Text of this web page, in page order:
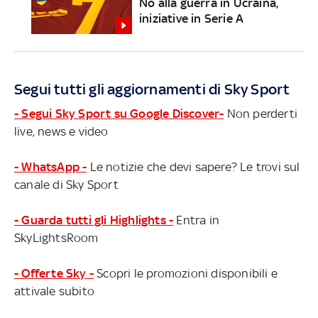
No alla guerra in Ucraina,
iniziative in Serie A
Segui tutti gli aggiornamenti di Sky Sport
- Segui Sky Sport su Google Discover- Non perderti
live, news e video
- WhatsApp - Le notizie che devi sapere? Le trovi sul
canale di Sky Sport
- Guarda tutti gli Highlights - Entra in
SkyLightsRoom
- Offerte Sky - Scopri le promozioni disponibili e
attivale subito